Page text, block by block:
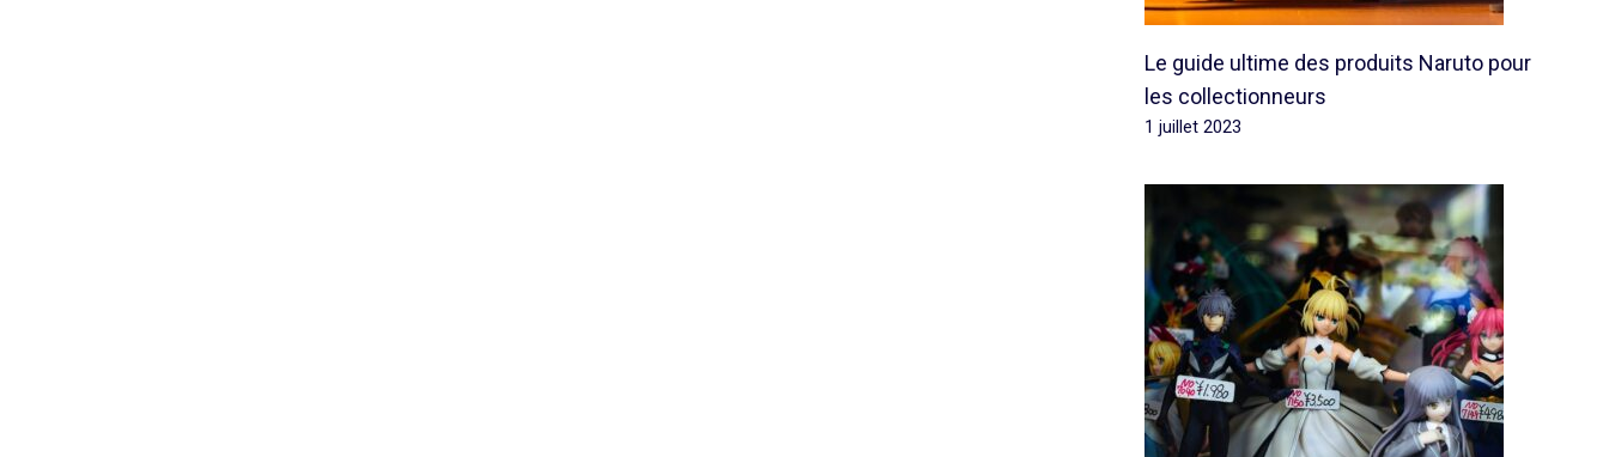
Le guide ultime des produits Naruto pour
les collectionneurs
1 juillet 2023